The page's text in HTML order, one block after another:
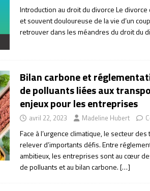
Introduction au droit du divorce Le
et souvent douloureuse de la vie d’un
retrouver dans les méandres du droit du
Bilan carbone et
de polluants liées aux
enjeux pour les entreprises
avril 22, 2023 Madeline Hubert
Face à l’urgence climatique, le secteur
relever d’importants défis. Entre
ambitieux, les entreprises sont au cœur
de polluants et au bilan carbone.[…]